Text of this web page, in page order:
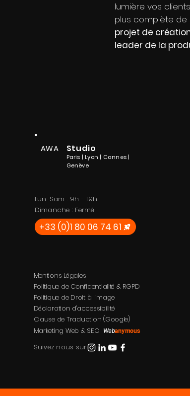
lumière vos
plus complète de
projet de
leader de la
AWA Studio
Paris | Lyon | Cannes |
Genève
Lun-Sam : 9h - 19h
Dimanche : Fermé
+33 (0)1 80 06 74 61
Mentions Légales
Politique de Confidentialité & RGPD
Politique de Droit à l'image
Déclaration d'accessibilité
Clause de Traduction (Google)
Marketing Web & SEO Webanymous
Suivez nous sur